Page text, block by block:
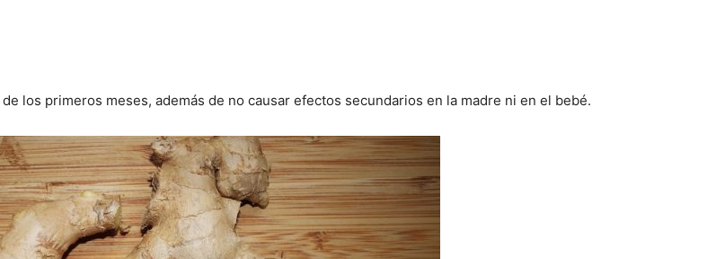
de los primeros meses, además de no causar efectos secundarios en la madre ni en el bebé.